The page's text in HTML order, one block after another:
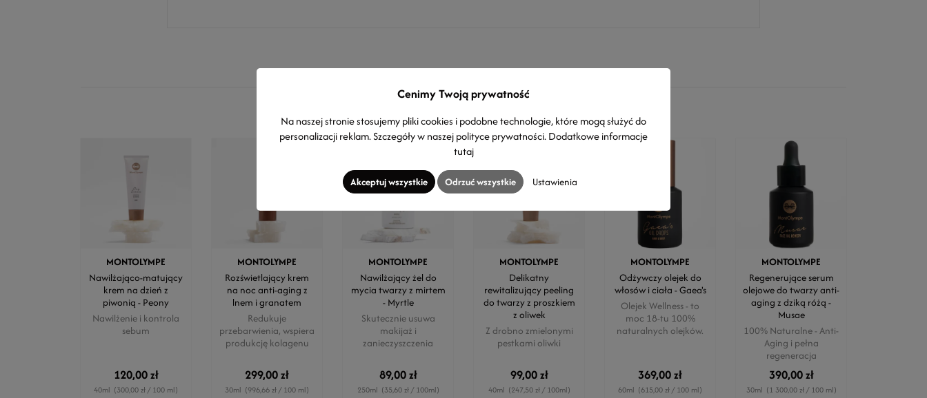
Zobacz także
MONTOLYMPE
Nawilżająco-matujący
krem na dzień z
piwonią - Peony
Nawilżenie i kontrola
sebum
120,00 zł
40ml (300,00 zł / 100 ml)
MONTOLYMPE
Rozświetlający krem
na noc anti-aging z
lnem i granatem
Redukuje
przebarwienia, wspiera
produkcję kolagenu
299,00 zł
30ml (996,66 zł / 100 ml)
MONTOLYMPE
Nawilżający żel do
mycia twarzy z mirtem
- Myrtle
Skutecznie usuwa
makijaż i
zanieczyszczenia
89,00 zł
250ml (35,60 zł / 100ml)
MONTOLYMPE
Delikatny
rewitalizujący peeling
do twarzy z proszkiem
z oliwek
Z drobno zmielonymi
pestkami oliwki
99,00 zł
40ml (247,50 zł / 100ml)
MONTOLYMPE
Odżywczy olejek do
włosów i ciała - Gaea's
Olejek Wellness - to
moc 18-tu 100%
naturalnych olejków.
369,00 zł
60ml (615,00 zł / 100 ml)
MONTOLYMPE
Regenerujące serum
olejowe do twarzy anti-
aging z dziką różą -
Musae
100% Naturalne - Anti-
Aging i pełna
regeneracja
390,00 zł
30ml (1 300,00 zł / 100 ml)
Cenimy Twoją prywatność
Na naszej stronie stosujemy pliki cookies i podobne technologie, które mogą służyć do
personalizacji reklam. Szczegóły w naszejpolityce prywatności. Dodatkowe informacje
tutaj
Akceptuj wszystkie Odrzuć wszystkie Ustawienia